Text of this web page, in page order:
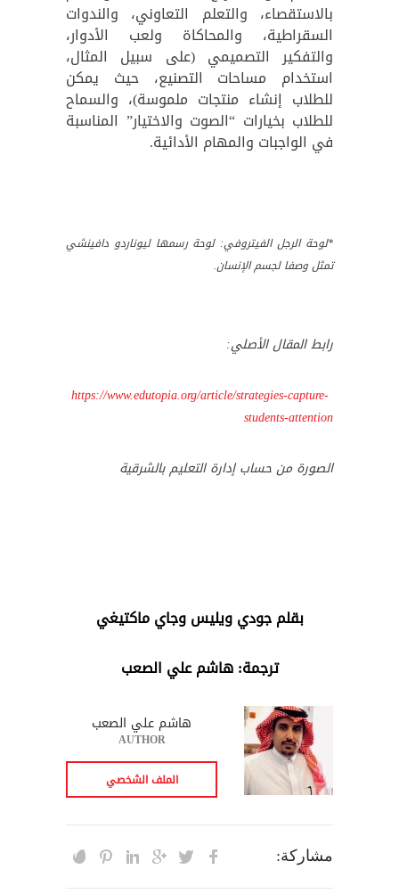
بالاستقصاء، والتعلم التعاوني، والندوات
السقراطية، والمحاكاة ولعب الأدوار،
والتفكير التصميمي (على سبيل المثال،
استخدام مساحات التصنيع، حيث يمكن
للطلاب إنشاء منتجات ملموسة)، والسماح
للطلاب بخيارات “الصوت والاختيار” المناسبة
في الواجبات والمهام الأدائية.
*لوحة الرجل الفيتروفي: لوحة رسمها ليوناردو دافينشي
تمثل وصفا لجسم الإنسان.
رابط المقال الأصلي:
https://www.edutopia.org/article/strategies-capture-
students-attention
الصورة من حساب إدارة التعليم بالشرقية
بقلم جودي ويليس وجاي ماكتيغي
ترجمة: هاشم علي الصعب
هاشم علي الصعب
AUTHOR
الملف الشخصي
مشاركة: